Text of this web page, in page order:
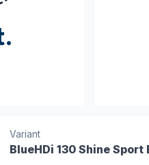
Variant
BlueHDi 130 Shine Sport